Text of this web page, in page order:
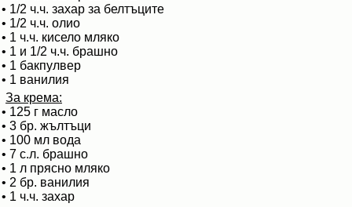
• 1/2 ч.ч. захар за белтъците
• 1/2 ч.ч. олио
• 1 ч.ч. кисело мляко
• 1 и 1/2 ч.ч. брашно
• 1 бакпулвер
• 1 ванилия
За крема:
• 125 г масло
• 3 бр. жълтъци
• 100 мл вода
• 7 с.л. брашно
• 1 л прясно мляко
• 2 бр. ванилия
• 1 ч.ч. захар